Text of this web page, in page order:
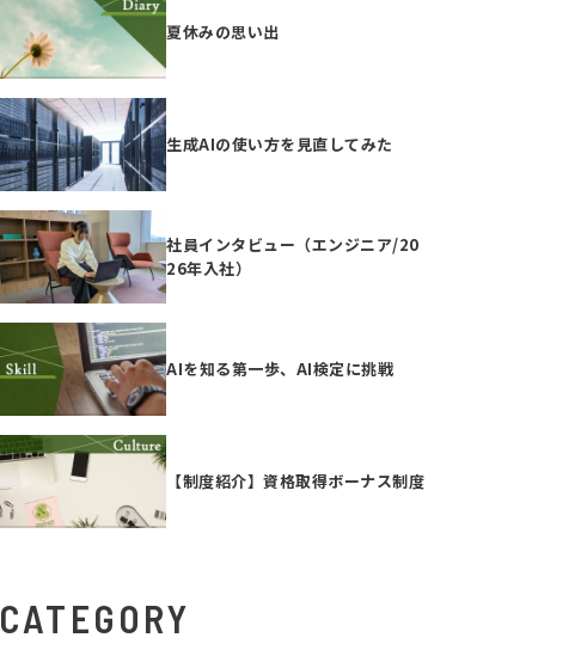
夏休みの思い出
生成AIの使い方を見直してみた
社員インタビュー（エンジニア/20
26年入社）
AIを知る第一歩、AI検定に挑戦
【制度紹介】資格取得ボーナス制度
CATEGORY